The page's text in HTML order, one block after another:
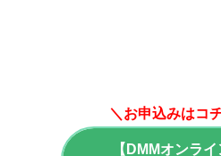
＼お申込みはコ
【DMMオンラ